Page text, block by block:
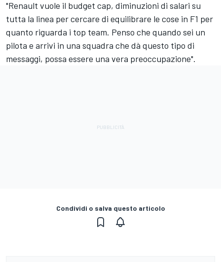
"Renault vuole il budget cap, diminuzioni di salari su
tutta la linea per cercare di equilibrare le cose in F1 per
quanto riguarda i top team. Penso che quando sei un
pilota e arrivi in una squadra che dà questo tipo di
messaggi, possa essere una vera preoccupazione".
Condividi o salva questo articolo